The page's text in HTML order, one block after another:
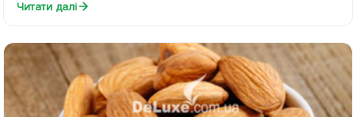
Читати далі